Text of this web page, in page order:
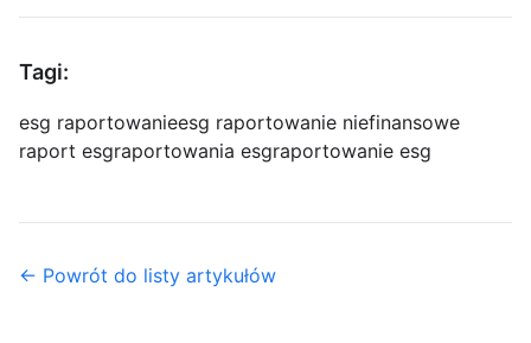
Tagi:
esg raportowanieesg raportowanie niefinansowe
raport esgraportowania esgraportowanie esg
← Powrót do listy artykułów